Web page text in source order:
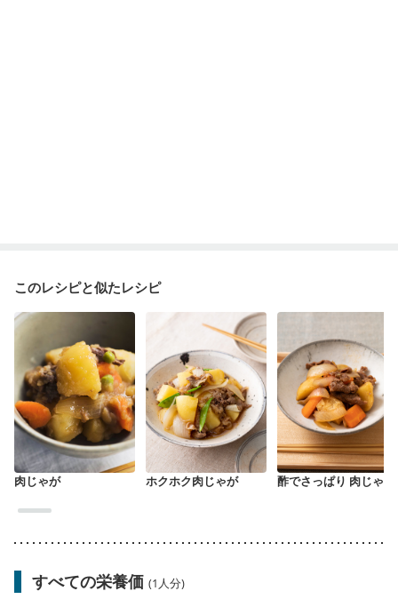
このレシピと似たレシピ
肉じゃが ホクホク肉じゃが 酢でさっぱり 肉じゃが
すべての栄養価 (1人分)